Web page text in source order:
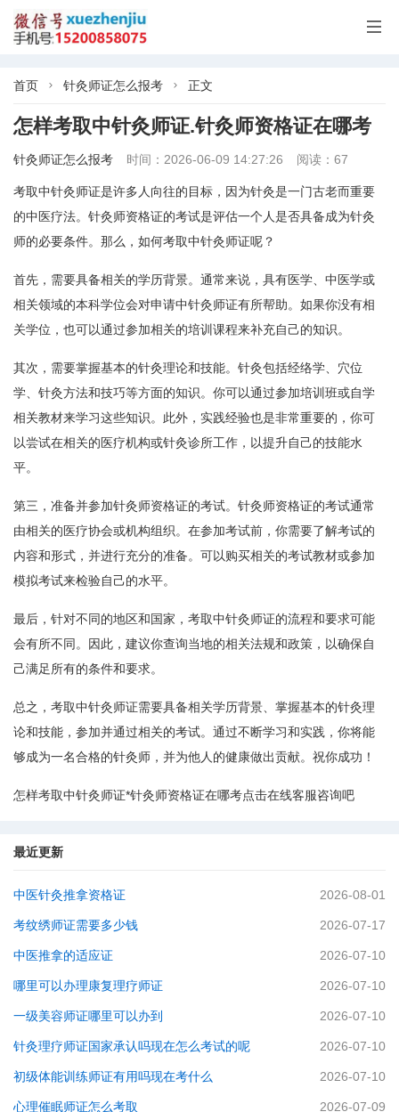

首页  针灸师证怎么报考  正文
怎样考取中针灸师证.针灸师资格证在哪考
针灸师证怎么报考 时间：2026-06-09 14:27:26 阅读：67
考取中针灸师证是许多人向往的目标，因为针灸是一门古老而重要
的中医疗法。针灸师资格证的考试是评估一个人是否具备成为针灸
师的必要条件。那么，如何考取中针灸师证呢？
首先，需要具备相关的学历背景。通常来说，具有医学、中医学或
相关领域的本科学位会对申请中针灸师证有所帮助。如果你没有相
关学位，也可以通过参加相关的培训课程来补充自己的知识。
其次，需要掌握基本的针灸理论和技能。针灸包括经络学、穴位
学、针灸方法和技巧等方面的知识。你可以通过参加培训班或自学
相关教材来学习这些知识。此外，实践经验也是非常重要的，你可
以尝试在相关的医疗机构或针灸诊所工作，以提升自己的技能水
平。
第三，准备并参加针灸师资格证的考试。针灸师资格证的考试通常
由相关的医疗协会或机构组织。在参加考试前，你需要了解考试的
内容和形式，并进行充分的准备。可以购买相关的考试教材或参加
模拟考试来检验自己的水平。
最后，针对不同的地区和国家，考取中针灸师证的流程和要求可能
会有所不同。因此，建议你查询当地的相关法规和政策，以确保自
己满足所有的条件和要求。
总之，考取中针灸师证需要具备相关学历背景、掌握基本的针灸理
论和技能，参加并通过相关的考试。通过不断学习和实践，你将能
够成为一名合格的针灸师，并为他人的健康做出贡献。祝你成功！
怎样考取中针灸师证*针灸师资格证在哪考点击在线客服咨询吧
最近更新
中医针灸推拿资格证 2026-08-01
考纹绣师证需要多少钱 2026-07-17
中医推拿的适应证 2026-07-10
哪里可以办理康复理疗师证 2026-07-10
一级美容师证哪里可以办到 2026-07-10
针灸理疗师证国家承认吗现在怎么考试的呢 2026-07-10
初级体能训练师证有用吗现在考什么 2026-07-10
心理催眠师证怎么考取 2026-07-09